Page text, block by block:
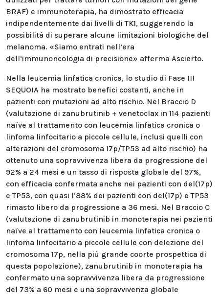
BRAF) e immunoterapia, ha dimostrato efficacia
indipendentemente dai livelli di TK1, suggerendo la
possibilità di superare alcune limitazioni biologiche del
melanoma. «Siamo entrati nell’era
dell’immunoncologia di precisione» afferma Ascierto.
Nella leucemia linfatica cronica, lo studio di Fase III
SEQUOIA ha mostrato benefici costanti, anche in
pazienti con mutazioni ad alto rischio. Nel Braccio D
(valutazione di zanubrutinib + venetoclax in 114 pazienti
naïve al trattamento con leucemia linfatica cronica o
linfoma linfocitario a piccole cellule, inclusi quelli con
alterazioni del cromosoma 17p/TP53 ad alto rischio) ha
ottenuto una sopravvivenza libera da progressione del
92% a 24 mesi e un tasso di risposta globale del 97%,
con efficacia confermata anche nei pazienti con del(17p)
e TP53, con quasi l’88% dei pazienti con del(17p) e TP53
rimasto libero da progressione a 36 mesi. Nel Braccio C
(valutazione di zanubrutinib in monoterapia nei pazienti
naïve al trattamento con leucemia linfatica cronica o
linfoma linfocitario a piccole cellule con delezione del
cromosoma 17p, nella più grande coorte prospettica di
questa popolazione), zanubrutinib in monoterapia ha
confermato una sopravvivenza libera da progressione
del 73% a 60 mesi e una sopravvivenza globale